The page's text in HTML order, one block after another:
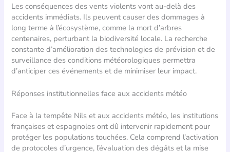
Les conséquences des vents violents vont au-delà des
accidents immédiats. Ils peuvent causer des dommages à
long terme à l’écosystème, comme la mort d’arbres
centenaires, perturbant la biodiversité locale. La recherche
constante d’amélioration des technologies de prévision et de
surveillance des conditions météorologiques permettra
d’anticiper ces événements et de minimiser leur impact.
Réponses institutionnelles face aux accidents météo
Face à la tempête Nils et aux accidents météo, les institutions
françaises et espagnoles ont dû intervenir rapidement pour
protéger les populations touchées. Cela comprend l’activation
de protocoles d’urgence, l’évaluation des dégâts et la mise